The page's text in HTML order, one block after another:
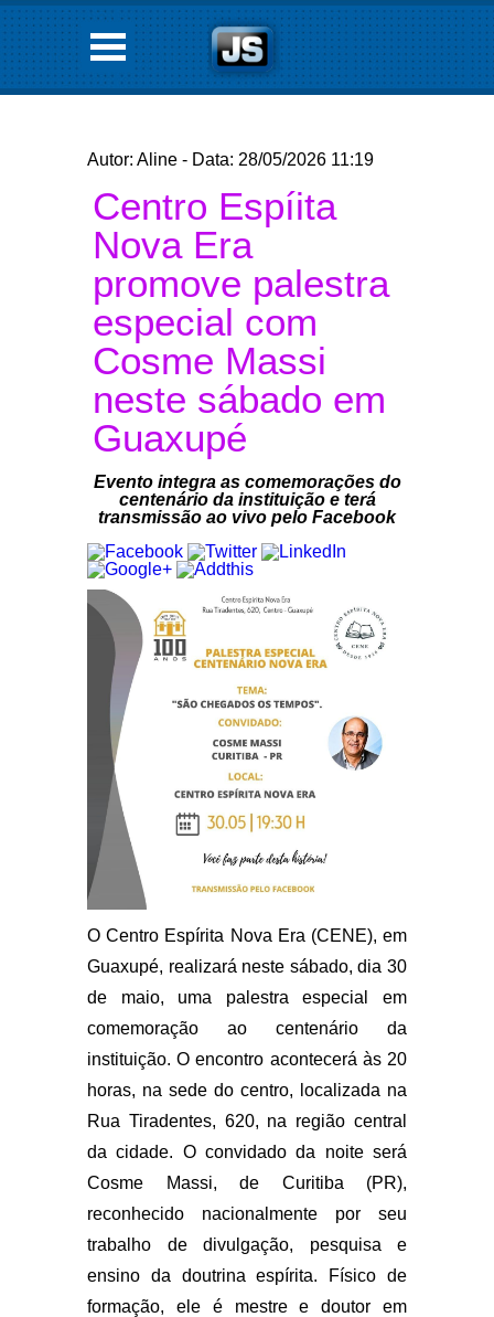
Autor: Aline - Data: 28/05/2026 11:19
Centro Espíita
Nova Era
promove palestra
especial com
Cosme Massi
neste sábado em
Guaxupé
Evento integra as comemorações do
centenário da instituição e terá
transmissão ao vivo pelo Facebook
O Centro Espírita Nova Era (CENE), em
Guaxupé, realizará neste sábado, dia 30
de maio, uma palestra especial em
comemoração ao centenário da
instituição. O encontro acontecerá às 20
horas, na sede do centro, localizada na
Rua Tiradentes, 620, na região central
da cidade. O convidado da noite será
Cosme Massi, de Curitiba (PR),
reconhecido nacionalmente por seu
trabalho de divulgação, pesquisa e
ensino da doutrina espírita. Físico de
formação, ele é mestre e doutor em